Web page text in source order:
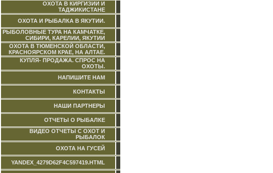
ОХОТА В КИРГИЗИИ И
ТАДЖИКИСТАНЕ
ОХОТА И РЫБАЛКА В ЯКУТИИ.
РЫБОЛОВНЫЕ ТУРА НА КАМЧАТКЕ,
СИБИРИ, КАРЕЛИИ, ЯКУТИИ
ОХОТА В ТЮМЕНСКОЙ ОБЛАСТИ,
КРАСНОЯРСКОМ КРАЕ, НА АЛТАЕ.
КУПЛЯ- ПРОДАЖА. СПРОС НА
ОХОТЫ.
НАПИШИТЕ НАМ
КОНТАКТЫ
НАШИ ПАРТНЕРЫ
ОТЧЕТЫ О РЫБАЛКЕ
ВИДЕО ОТЧЕТЫ С ОХОТ И
РЫБАЛОК
ОХОТА НА ГУСЕЙ
YANDEX_4279D62F4C597419.HTML